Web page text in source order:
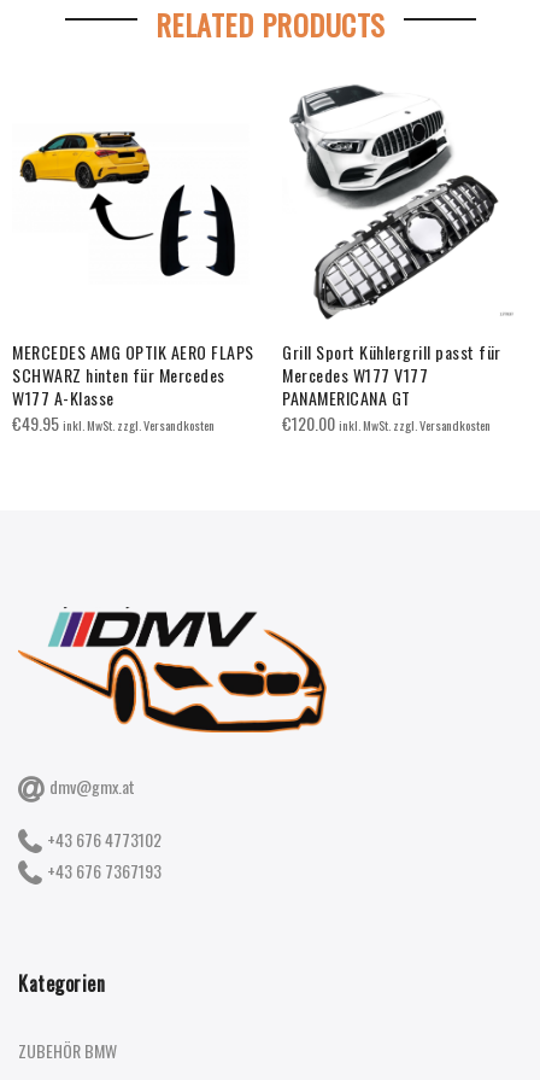
RELATED PRODUCTS
MERCEDES AMG OPTIK AERO FLAPS
SCHWARZ hinten für Mercedes
W177 A-Klasse
€49.95inkl. MwSt. zzgl. Versandkosten
Grill Sport Kühlergrill passt für
Mercedes W177 V177
PANAMERICANA GT
€120.00inkl. MwSt. zzgl. Versandkosten
dmv@gmx.at
+43 676 4773102
+43 676 7367193
Kategorien
ZUBEHÖR BMW